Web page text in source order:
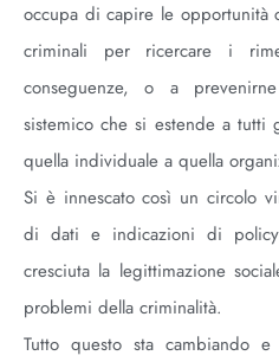
occupa di capire le opportunità
criminali per ricercare i
conseguenze, o a
sistemico che si estende a
quella individuale a quella
Si è innescato così un circolo
di dati e indicazioni di
cresciuta la legittimazione
problemi della criminalità.
Tutto questo sta cambiando